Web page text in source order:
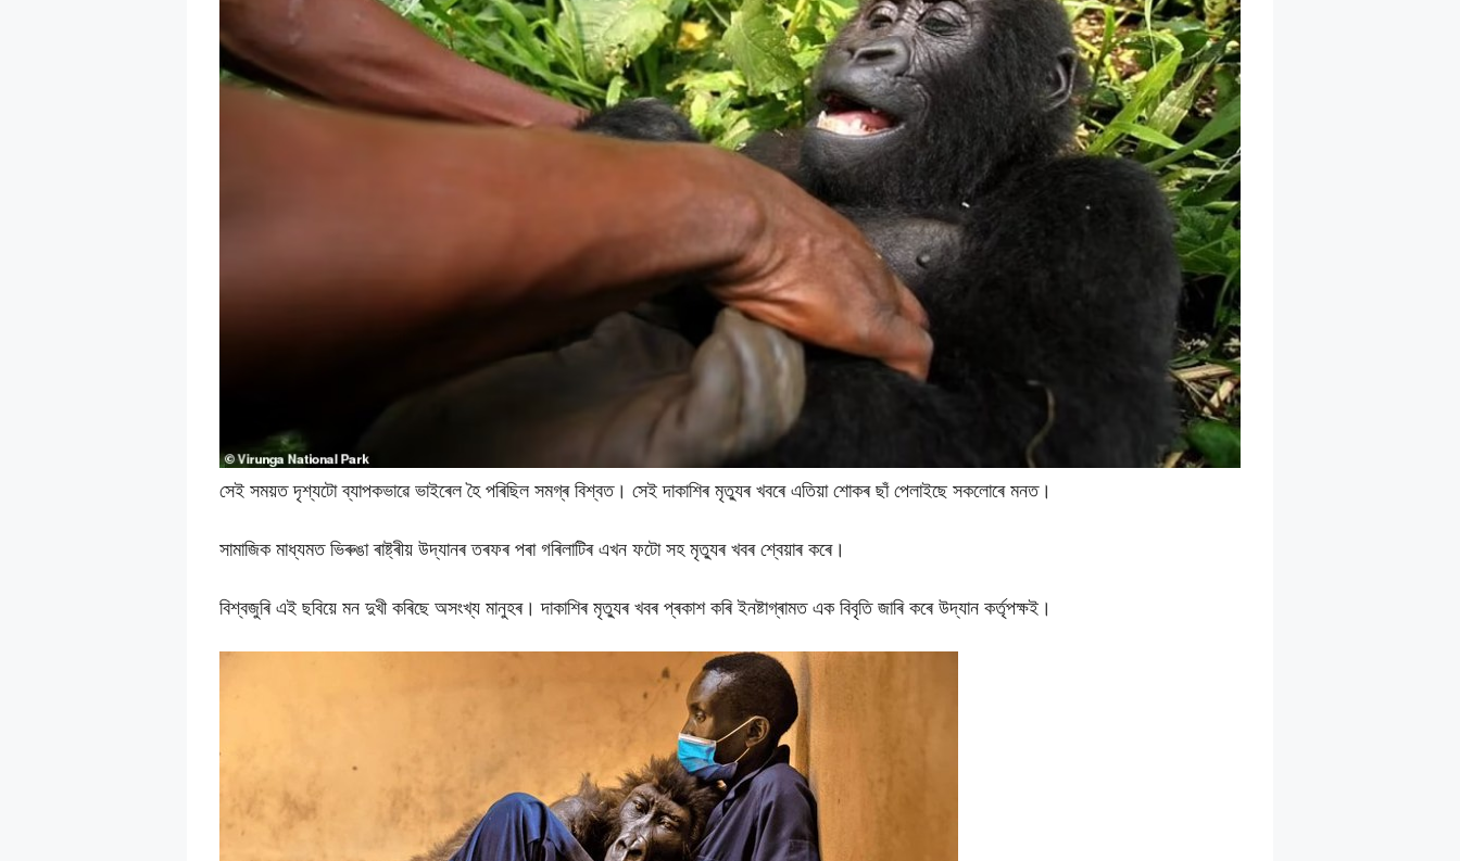
সেই সময়ত দৃশ্যটো ব্যাপকভাৱে ভাইৰেল হৈ পৰিছিল সমগ্ৰ বিশ্বত। সেই দাকাশিৰ মৃত্যুৰ খবৰে এতিয়া শোকৰ ছাঁ পেলাইছে সকলোৰে মনত।
সামাজিক মাধ্যমত ভিৰুঙা ৰাষ্ট্ৰীয় উদ্যানৰ তৰফৰ পৰা গৰিলাটিৰ এখন ফটো সহ মৃত্যুৰ খবৰ শ্বেয়াৰ কৰে।
বিশ্বজুৰি এই ছবিয়ে মন দুখী কৰিছে অসংখ্য মানুহৰ। দাকাশিৰ মৃত্যুৰ খবৰ প্ৰকাশ কৰি ইনষ্টাগ্ৰামত এক বিবৃতি জাৰি কৰে উদ্যান কৰ্তৃপক্ষই।